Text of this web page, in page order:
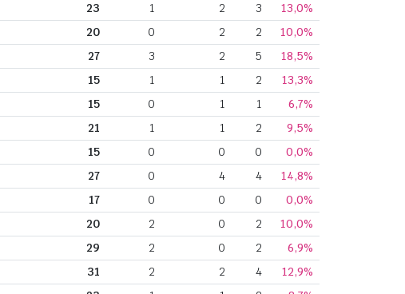
23 1 2 3
13,0%
20 0 2 2
10,0%
27 3 2 5
18,5%
15 1 1 2
13,3%
15 0 1 1
6,7%
21 1 1 2
9,5%
15 0 0 0
0,0%
27 0 4 4
14,8%
17 0 0 0
0,0%
20 2 0 2
10,0%
29 2 0 2
6,9%
31 2 2 4
12,9%